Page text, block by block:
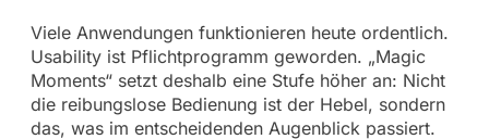
Viele Anwendungen funktionieren heute ordentlich.
Usability ist Pflichtprogramm geworden. „Magic
Moments“ setzt deshalb eine Stufe höher an: Nicht
die reibungslose Bedienung ist der Hebel, sondern
das, was im entscheidenden Augenblick passiert.